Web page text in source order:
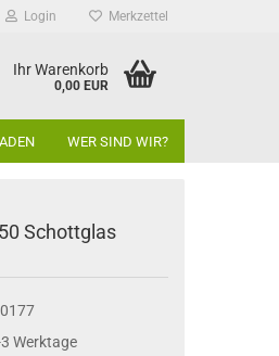
Login Merkzettel
Ihr Warenkorb
0,00 EUR
WER SIND WIR?
Schottglas
Werktage